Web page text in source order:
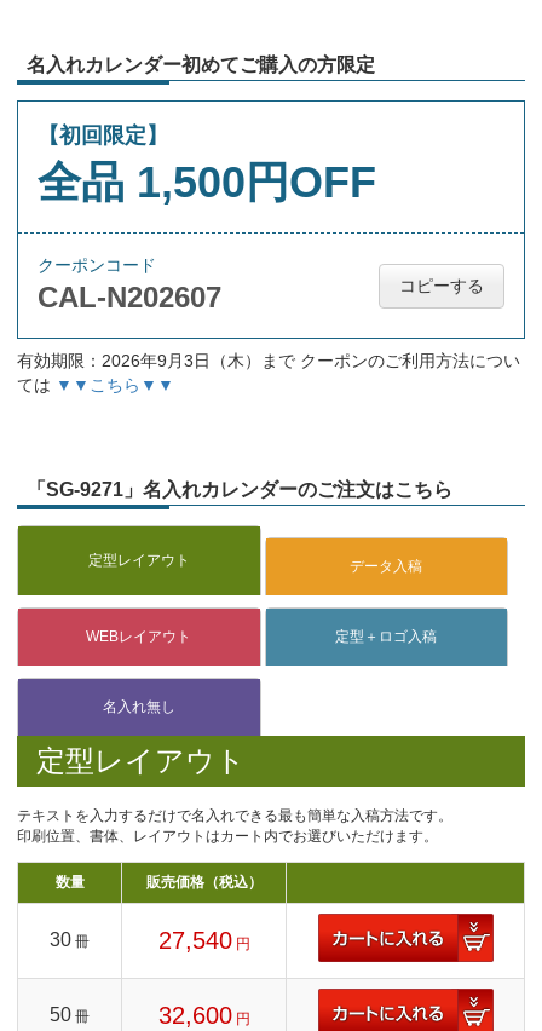
名入れカレンダー初めてご購入の方限定
【初回限定】
全品 1,500円OFF
クーポンコード
CAL-N202607 コピーする
有効期限：2026年9月3日（木）まで クーポンのご利用方法につい
ては ▼▼こちら▼▼
「SG-9271」名入れカレンダーのご注文はこちら
定型レイアウト
テキストを入力するだけで名入れできる最も簡単な入稿方法です。
印刷位置、書体、レイアウトはカート内でお選びいただけます。
数量 販売価格（税込）
30 冊 27,540 円
50 冊 32,600 円